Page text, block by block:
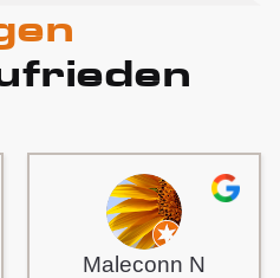
Maleconn N